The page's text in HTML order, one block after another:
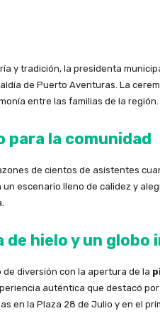
y tradición, la presidenta
de Puerto Aventuras. La
entre las familias de la región.
para la comunidad
de cientos de asistentes
escenario lleno de calidez y
de hielo y un
diversión con la apertura de la
auténtica que destacó
en la Plaza 28 de Julio y en el